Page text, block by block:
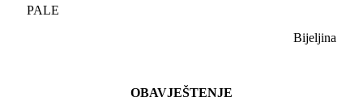
PALE
Bijeljina
OBAVJEŠTENJE